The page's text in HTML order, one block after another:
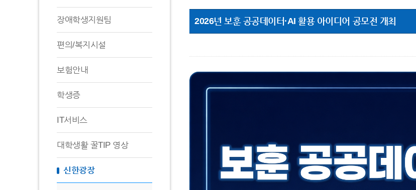
장애학생지원팀
편의/복지시설
보험안내
학생증
IT서비스
대학생활 꿀TIP 영상
신한광장
2026년 보훈 공공데이터·AI 활용 아이디어 공모전 개최